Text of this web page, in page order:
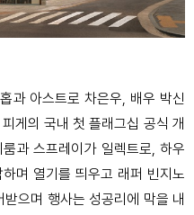
과 아스트로 차은우, 배우 박신
게의 국내 첫 플래그십 공식 개
룸과 스프레이가 일렉트로,하우
며 열기를 띄우고 래퍼 빈지노
으며 행사는 성공리에 막을 내